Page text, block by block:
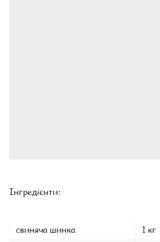
Інгредієнти:
свиняча шинка
1 кг